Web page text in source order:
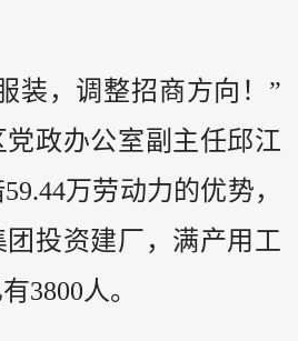
装，调整招商方向！”
政办公室副主任邱江
万劳动力的优势，
投资建厂，满产用工
3800人。